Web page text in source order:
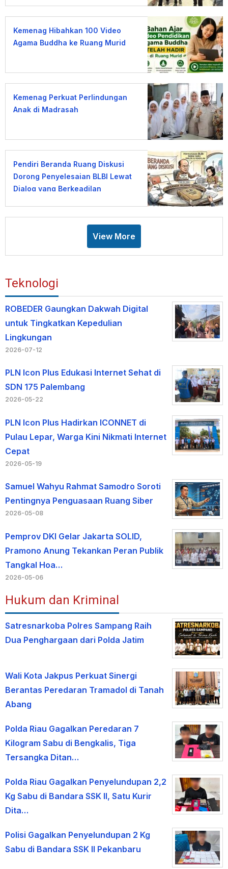
Kemenag Hibahkan 100 Video
Agama Buddha ke Ruang Murid
Kemenag Perkuat Perlindungan
Anak di Madrasah
Pendiri Beranda Ruang Diskusi
Dorong Penyelesaian BLBI Lewat
Dialog yang Berkeadilan
View More
Teknologi
ROBEDER Gaungkan Dakwah Digital
untuk Tingkatkan Kepedulian
Lingkungan
2026-07-12
PLN Icon Plus Edukasi Internet Sehat di
SDN 175 Palembang
2026-05-22
PLN Icon Plus Hadirkan ICONNET di
Pulau Lepar, Warga Kini Nikmati Internet
Cepat
2026-05-19
Samuel Wahyu Rahmat Samodro Soroti
Pentingnya Penguasaan Ruang Siber
2026-05-08
Pemprov DKI Gelar Jakarta SOLID,
Pramono Anung Tekankan Peran Publik
Tangkal Hoa…
2026-05-06
Hukum dan Kriminal
Satresnarkoba Polres Sampang Raih
Dua Penghargaan dari Polda Jatim
Wali Kota Jakpus Perkuat Sinergi
Berantas Peredaran Tramadol di Tanah
Abang
Polda Riau Gagalkan Peredaran 7
Kilogram Sabu di Bengkalis, Tiga
Tersangka Ditan…
Polda Riau Gagalkan Penyelundupan 2,2
Kg Sabu di Bandara SSK II, Satu Kurir
Dita…
Polisi Gagalkan Penyelundupan 2 Kg
Sabu di Bandara SSK II Pekanbaru